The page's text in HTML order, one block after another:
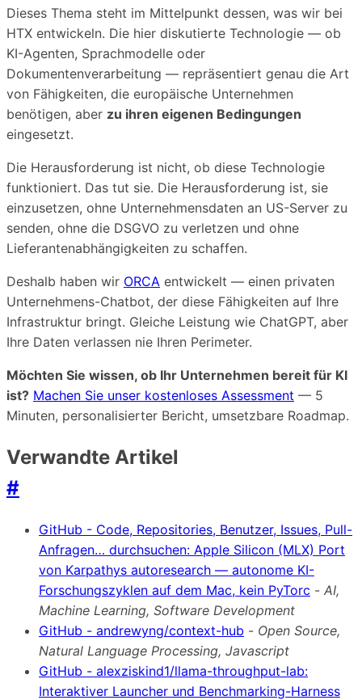
Dieses Thema steht im Mittelpunkt dessen, was wir bei
HTX entwickeln. Die hier diskutierte Technologie — ob
KI-Agenten, Sprachmodelle oder
Dokumentenverarbeitung — repräsentiert genau die Art
von Fähigkeiten, die europäische Unternehmen
benötigen, aber zu ihren eigenen Bedingungen
eingesetzt.
Die Herausforderung ist nicht, ob diese Technologie
funktioniert. Das tut sie. Die Herausforderung ist, sie
einzusetzen, ohne Unternehmensdaten an US-Server zu
senden, ohne die DSGVO zu verletzen und ohne
Lieferantenabhängigkeiten zu schaffen.
Deshalb haben wir ORCA entwickelt — einen privaten
Unternehmens-Chatbot, der diese Fähigkeiten auf Ihre
Infrastruktur bringt. Gleiche Leistung wie ChatGPT, aber
Ihre Daten verlassen nie Ihren Perimeter.
Möchten Sie wissen, ob Ihr Unternehmen bereit für KI
ist? Machen Sie unser kostenloses Assessment — 5
Minuten, personalisierter Bericht, umsetzbare Roadmap.
Verwandte Artikel
#
GitHub - Code, Repositories, Benutzer, Issues, Pull-
Anfragen… durchsuchen: Apple Silicon (MLX) Port
von Karpathys autoresearch — autonome KI-
Forschungszyklen auf dem Mac, kein PyTorc - AI,
Machine Learning, Software Development
GitHub - andrewyng/context-hub - Open Source,
Natural Language Processing, Javascript
GitHub - alexziskind1/llama-throughput-lab:
Interaktiver Launcher und Benchmarking-Harness